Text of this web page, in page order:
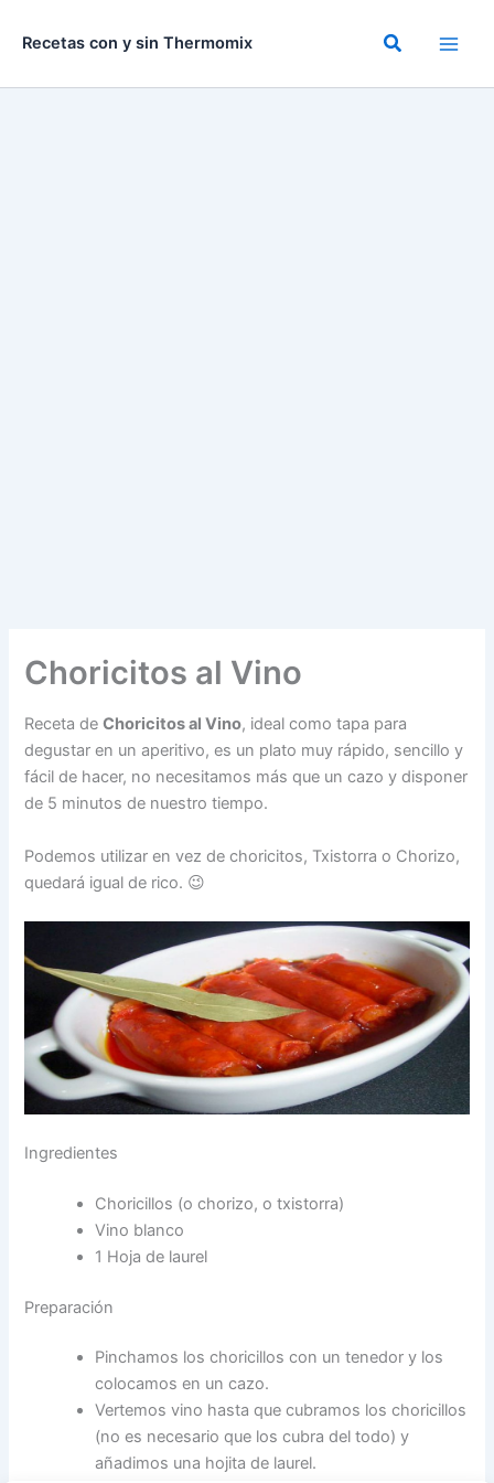
Recetas con y sin Thermomix Buscar
Choricitos al Vino
Receta deChoricitos al Vino, ideal como tapa para
degustar en un aperitivo, es un plato muy rápido, sencillo y
fácil de hacer, no necesitamos más que un cazo y disponer
de 5 minutos de nuestro tiempo.
Podemos utilizar en vez de choricitos, Txistorra o Chorizo,
quedará igual de rico. 😉
Ingredientes
Choricillos (o chorizo, o txistorra)
Vino blanco
1 Hoja de laurel
Preparación
Pinchamos los choricillos con un tenedor y los
colocamos en un cazo.
Vertemos vino hasta que cubramos los choricillos
(no es necesario que los cubra del todo) y
añadimos una hojita de laurel.